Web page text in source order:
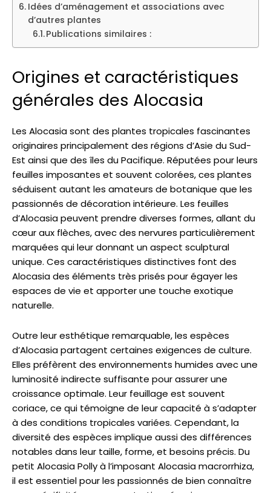
Idées d’aménagement et associations avec
d’autres plantes
Publications similaires :
Origines et caractéristiques
générales des Alocasia
Les Alocasia sont des plantes tropicales fascinantes
originaires principalement des régions d’Asie du Sud-
Est ainsi que des îles du Pacifique. Réputées pour leurs
feuilles imposantes et souvent colorées, ces plantes
séduisent autant les amateurs de botanique que les
passionnés de décoration intérieure. Les feuilles
d’Alocasia peuvent prendre diverses formes, allant du
cœur aux flèches, avec des nervures particulièrement
marquées qui leur donnant un aspect sculptural
unique. Ces caractéristiques distinctives font des
Alocasia des éléments très prisés pour égayer les
espaces de vie et apporter une touche exotique
naturelle.
Outre leur esthétique remarquable, les espèces
d’Alocasia partagent certaines exigences de culture.
Elles préfèrent des environnements humides avec une
luminosité indirecte suffisante pour assurer une
croissance optimale. Leur feuillage est souvent
coriace, ce qui témoigne de leur capacité à s’adapter
à des conditions tropicales variées. Cependant, la
diversité des espèces implique aussi des différences
notables dans leur taille, forme, et besoins précis. Du
petit Alocasia Polly à l’imposant Alocasia macrorrhiza,
il est essentiel pour les passionnés de bien connaître